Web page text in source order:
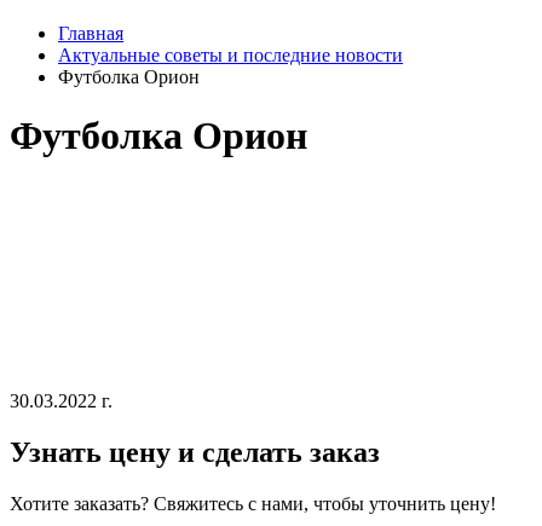
Главная
Актуальные советы и последние новости
Футболка Орион
Футболка Орион
30.03.2022 г.
Узнать цену и сделать заказ
Хотите заказать? Свяжитесь с нами, чтобы уточнить цену!